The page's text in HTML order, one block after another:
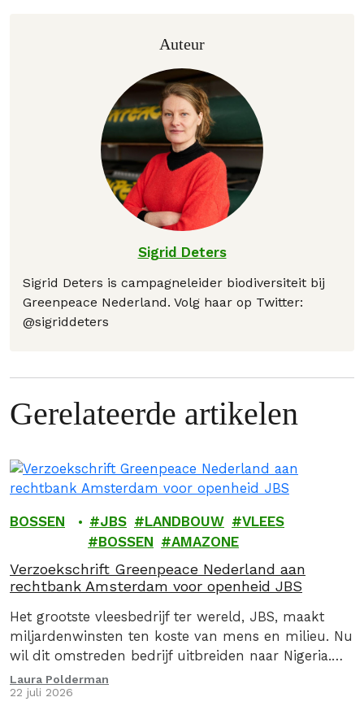
Auteur
Sigrid Deters
Sigrid Deters is campagneleider biodiversiteit bij
Greenpeace Nederland. Volg haar op Twitter:
@sigriddeters
Gerelateerde artikelen
BOSSEN JBS LANDBOUW
VLEES
BOSSEN
AMAZONE
Verzoekschrift Greenpeace Nederland aan
rechtbank Amsterdam voor openheid JBS
Het grootste vleesbedrijf ter wereld, JBS, maakt
miljardenwinsten ten koste van mens en milieu. Nu
wil dit omstreden bedrijf uitbreiden naar Nigeria.
Wij kunnen en willen niet toekijken hoe JBS deze
verwoestende plannen vanuit Nederland uitrolt.
Laura Polderman
22 juli 2026